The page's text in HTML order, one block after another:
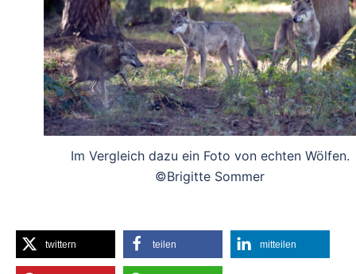
Im Vergleich dazu ein Foto von echten Wölfen.
©Brigitte Sommer
twittern teilen mitteilen